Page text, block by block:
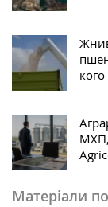
МХП,
Матеріали